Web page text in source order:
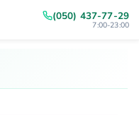
(050) 437-77-29
7:00-23:00